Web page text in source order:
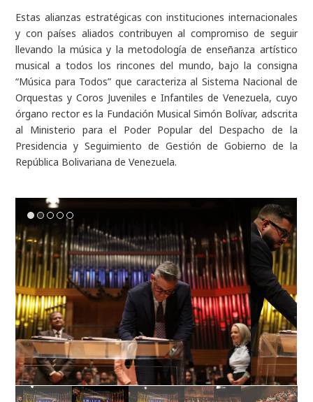
Estas alianzas estratégicas con instituciones internacionales
y con países aliados contribuyen al compromiso de seguir
llevando la música y la metodología de enseñanza artístico
musical a todos los rincones del mundo, bajo la consigna
“Música para Todos” que caracteriza al Sistema Nacional de
Orquestas y Coros Juveniles e Infantiles de Venezuela, cuyo
órgano rector es la Fundación Musical Simón Bolívar, adscrita
al Ministerio para el Poder Popular del Despacho de la
Presidencia y Seguimiento de Gestión de Gobierno de la
República Bolivariana de Venezuela.